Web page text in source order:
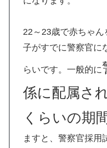
22～23歳で赤ちゃ
子がすでに警察官に
らいです。一般的に
係に配属さ
くらいの期
ますと、警察官採用